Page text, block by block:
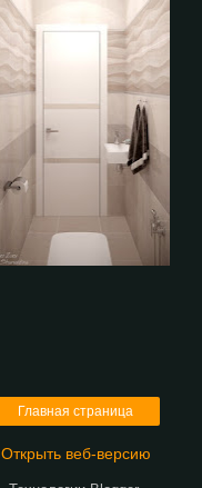
Главная страница
Открыть веб-версию